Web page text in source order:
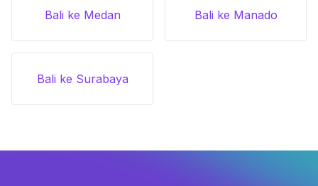
Bali ke Medan Bali ke Manado
Bali ke Surabaya